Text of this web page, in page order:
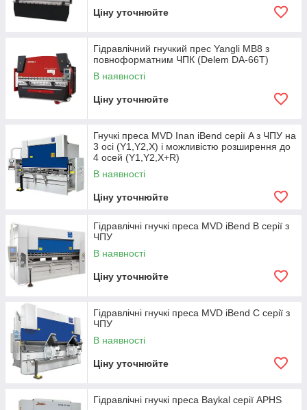
Ціну уточнюйте
Гідравлічний гнучкий прес Yangli MB8 з
повноформатним ЧПК (Delem DA-66T)
В наявності
Ціну уточнюйте
Гнучкі преса MVD Inan iBend серії A з ЧПУ на
3 осі (Y1,Y2,X) і можливістю розширення до
4 осей (Y1,Y2,X+R)
В наявності
Ціну уточнюйте
Гідравлічні гнучкі преса MVD iBend B серії з
ЧПУ
В наявності
Ціну уточнюйте
Гідравлічні гнучкі преса MVD iBend C серії з
ЧПУ
В наявності
Ціну уточнюйте
Гідравлічні гнучкі преса Baykal серії APHS